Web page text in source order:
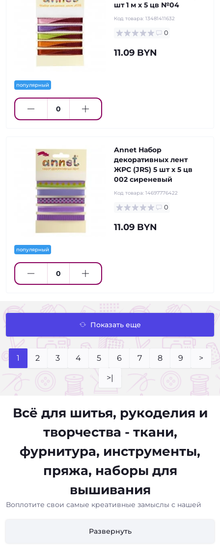
популярный
шт 1 м х 5 цв №04
Код товара: 13481411632
0
11.09 BYN
популярный
Annet Набор
декоративных лент
ЖРС (JRS) 5 шт х 5 цв
002 сиреневый
Код товара: 14697776422
0
11.09 BYN
Показать еще
1 2 3 4 5 6 7 8 9 >
>|
Всё для шитья, рукоделия и
творчества - ткани,
фурнитура, инструменты,
пряжа, наборы для
вышивания
Воплотите свои самые креативные замыслы с нашей
профессиональных мастеров. Богатый выбор
Развернуть